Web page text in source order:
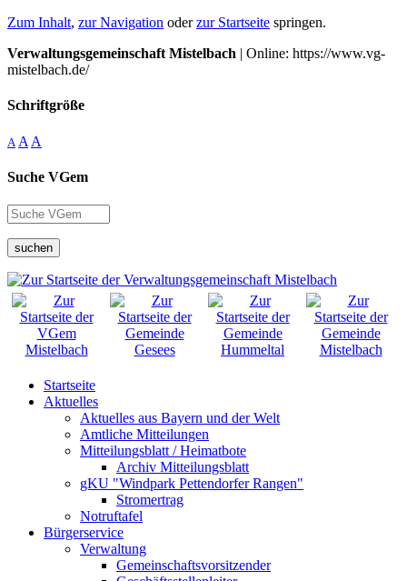
Zum Inhalt, zur Navigation oderzur Startseite springen.
Verwaltungsgemeinschaft Mistelbach | Online: https://www.vg-
mistelbach.de/
Schriftgröße
A A A
Suche VGem
suchen
Startseite
Aktuelles
Aktuelles aus Bayern und der Welt
Amtliche Mitteilungen
Mitteilungsblatt / Heimatbote
Archiv Mitteilungsblatt
gKU "Windpark Pettendorfer Rangen"
Stromertrag
Notruftafel
Bürgerservice
Verwaltung
Gemeinschaftsvorsitzender